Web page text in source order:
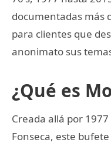
documentadas más
para clientes que
anonimato sus
¿Qué es
Creada allá por
Fonseca, este